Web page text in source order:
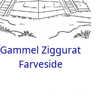
Gammel Ziggurat
Farveside